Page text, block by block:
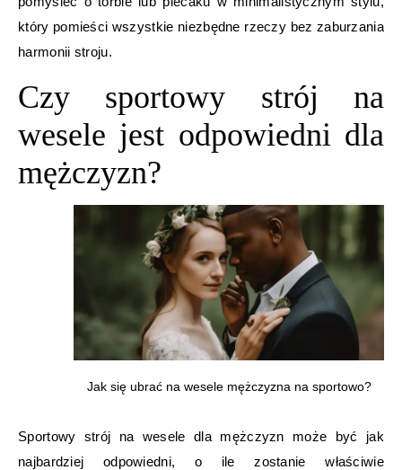
który pomieści wszystkie niezbędne rzeczy bez zaburzania
harmonii stroju.
Czy sportowy strój na
wesele jest odpowiedni dla
mężczyzn?
Jak się ubrać na wesele mężczyzna na sportowo?
Sportowy strój na wesele dla mężczyzn może być jak
najbardziej odpowiedni, o ile zostanie właściwie